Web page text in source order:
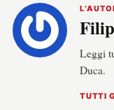
Leggi
Duca.
TUTTI